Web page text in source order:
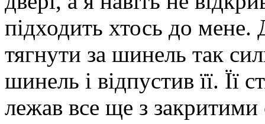
підходить хтось до
тягнути за шинель так
шинель і відпустив її. Її
лежав все ще з